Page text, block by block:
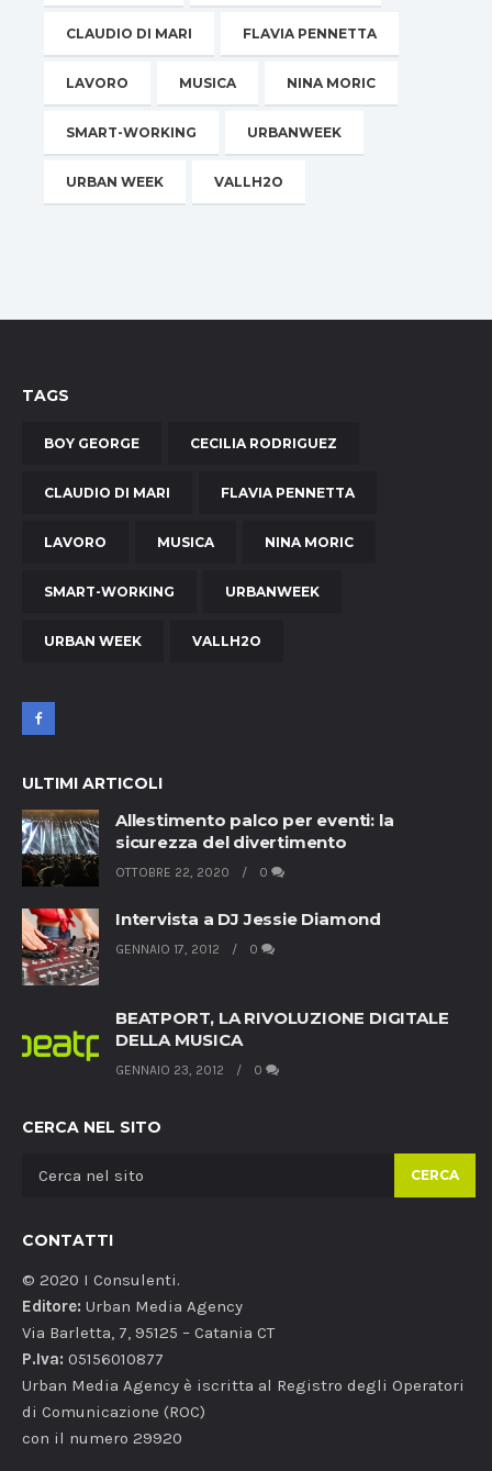
CLAUDIO DI MARI FLAVIA PENNETTA
LAVORO MUSICA NINA MORIC
SMART-WORKING URBANWEEK
URBAN WEEK VALLH2O
TAGS
BOY GEORGE CECILIA RODRIGUEZ
CLAUDIO DI MARI FLAVIA PENNETTA
LAVORO MUSICA NINA MORIC
SMART-WORKING URBANWEEK
URBAN WEEK VALLH2O
ULTIMI ARTICOLI
Allestimento palco per eventi: la
sicurezza del divertimento
OTTOBRE 22, 2020 0
Intervista a DJ Jessie Diamond
GENNAIO 17, 2012 0
BEATPORT, LA RIVOLUZIONE DIGITALE
DELLA MUSICA
GENNAIO 23, 2012 0
CERCA NEL SITO
CERCA
CONTATTI
© 2020 I Consulenti.
Editore: Urban Media Agency
Via Barletta, 7, 95125 – Catania CT
P.Iva: 05156010877
Urban Media Agency è iscritta al Registro degli Operatori
di Comunicazione (ROC)
con il numero 29920